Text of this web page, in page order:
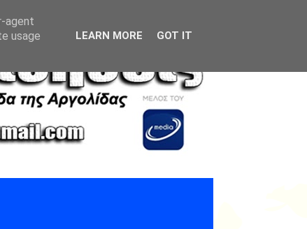
agent
usage
LEARN MORE GOT IT